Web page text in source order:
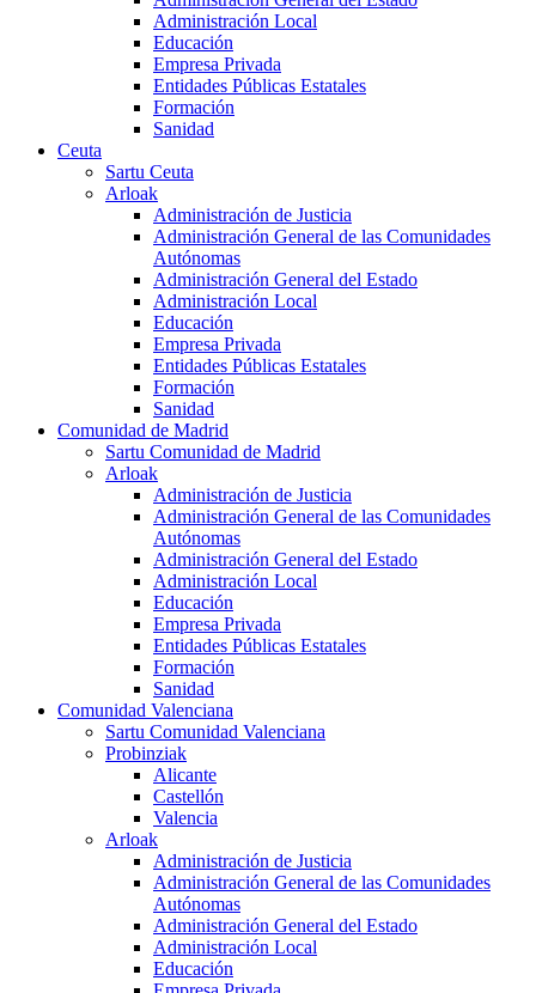
Administración Local
Educación
Empresa Privada
Entidades Públicas Estatales
Formación
Sanidad
Ceuta
Sartu Ceuta
Arloak
Administración de Justicia
Administración General de las Comunidades
Autónomas
Administración General del Estado
Administración Local
Educación
Empresa Privada
Entidades Públicas Estatales
Formación
Sanidad
Comunidad de Madrid
Sartu Comunidad de Madrid
Arloak
Administración de Justicia
Administración General de las Comunidades
Autónomas
Administración General del Estado
Administración Local
Educación
Empresa Privada
Entidades Públicas Estatales
Formación
Sanidad
Comunidad Valenciana
Sartu Comunidad Valenciana
Probinziak
Alicante
Castellón
Valencia
Arloak
Administración de Justicia
Administración General de las Comunidades
Autónomas
Administración General del Estado
Administración Local
Educación